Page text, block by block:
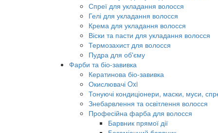
Спреї для укладання волосся
Гелі для укладання волосся
Крема для укладання волосся
Віски та пасти для укладання волосся
Термозахист для волосся
Пудра для об'єму
Фарби та біо-завивка
Кератинова біо-завивка
Окислювачі Oxi
Тонуючі кондиціонери, маски, муси,
Знебарвлення та освітлення волосся
Професійна фарба для волосся
Барвник прямої дії